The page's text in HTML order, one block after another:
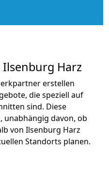
Harz
erstellen
die speziell auf
sind. Diese
unabhängig davon, ob
von Ilsenburg Harz
Standorts planen.